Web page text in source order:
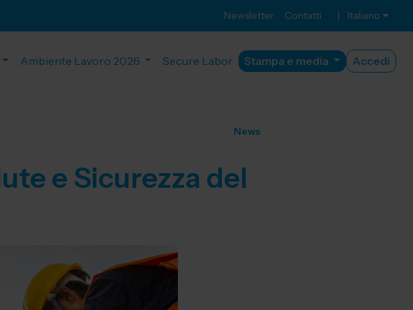
Newsletter Contatti | Italiano
Ambiente Lavoro 2026 Secure Labor Stampa e media Accedi
News
e Sicurezza del